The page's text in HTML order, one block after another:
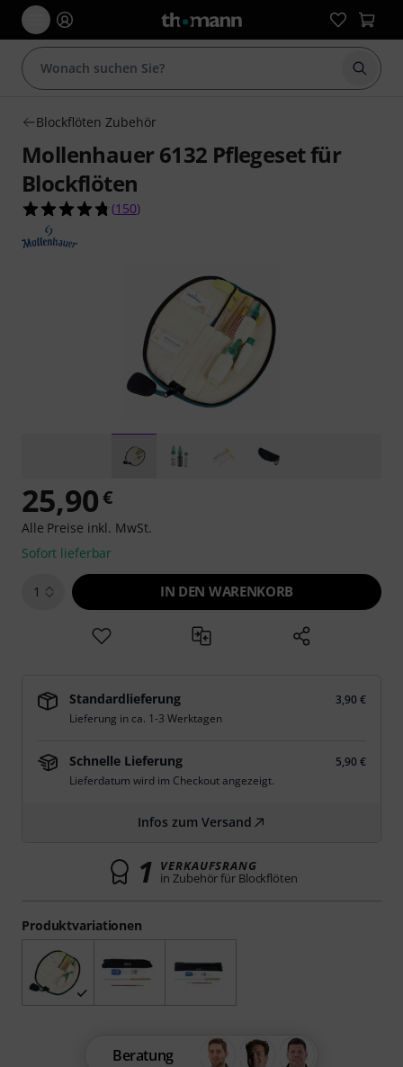
Suche
Blockflöten Zubehör
Mollenhauer 6132 Pflegeset für
Blockflöten
4.7 von 5 Sternen aus 150 Kundenbewertungen
(150)
Produktvariationen
25,90€
Alle Preise inkl. MwSt.
Sofort lieferbar
1 IN DEN WARENKORB
Standardlieferung
3,90 €
Lieferung in ca. 1-3 Werktagen
Schnelle Lieferung
5,90 €
Lieferdatum wird im Checkout angezeigt.
Infos zum Versand
1 VERKAUFSRANG
in Zubehör für Blockflöten
Beratung